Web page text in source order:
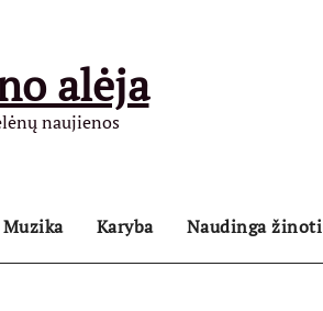
alėja
naujienos
Muzika Karyba Naudinga žinoti